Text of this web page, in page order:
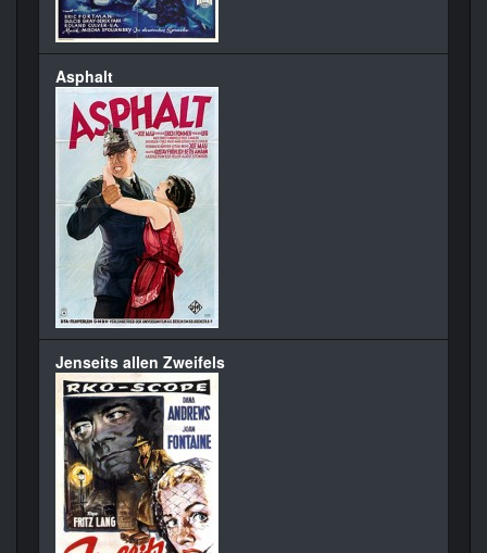
Asphalt
Jenseits allen Zweifels